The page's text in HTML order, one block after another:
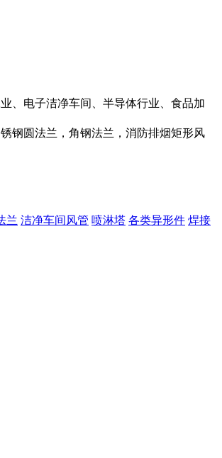
、电子洁净车间、半导体行业、食品加
钢圆法兰，角钢法兰，消防排烟矩形风
兰 洁净车间风管 喷淋塔 各类异形件 焊接